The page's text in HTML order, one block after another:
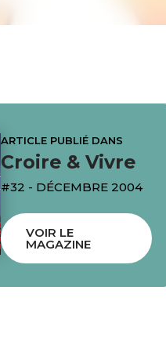
ARTICLE PUBLIÉ DANS
Croire & Vivre
#32 - DÉCEMBRE 2004
VOIR LE
MAGAZINE